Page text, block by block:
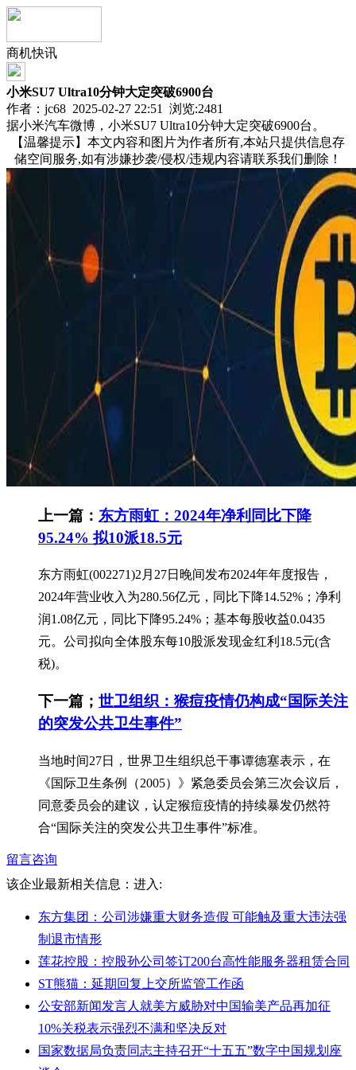
商机快讯
小米SU7 Ultra10分钟大定突破6900台
作者：jc68 2025-02-27 22:51 浏览:2481
据小米汽车微博，小米SU7 Ultra10分钟大定突破6900台。
【温馨提示】本文内容和图片为作者所有,本站只提供信息存
储空间服务,如有涉嫌抄袭/侵权/违规内容请联系我们删除！
上一篇： 东方雨虹：2024年净利同比下降
95.24% 拟10派18.5元
东方雨虹(002271)2月27日晚间发布2024年年度报告，
2024年营业收入为280.56亿元，同比下降14.52%；净利
润1.08亿元，同比下降95.24%；基本每股收益0.0435
元。公司拟向全体股东每10股派发现金红利18.5元(含
税)。
下一篇； 世卫组织：猴痘疫情仍构成“国际关注
的突发公共卫生事件”
当地时间27日，世界卫生组织总干事谭德塞表示，在
《国际卫生条例（2005）》紧急委员会第三次会议后，
同意委员会的建议，认定猴痘疫情的持续暴发仍然符
合“国际关注的突发公共卫生事件”标准。
留言咨询
该企业最新相关信息： 进入:
东方集团：公司涉嫌重大财务造假 可能触及重大违法强
制退市情形
莲花控股：控股孙公司签订200台高性能服务器租赁合同
ST熊猫：延期回复上交所监管工作函
公安部新闻发言人就美方威胁对中国输美产品再加征
10%关税表示强烈不满和坚决反对
国家数据局负责同志主持召开“十五五”数字中国规划座